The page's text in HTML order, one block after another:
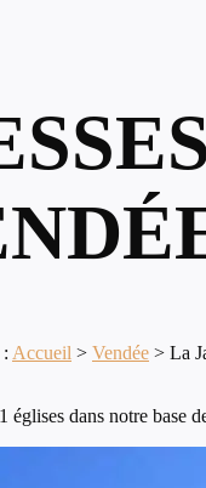
Accueil > Vendée > La
églises dans notre base